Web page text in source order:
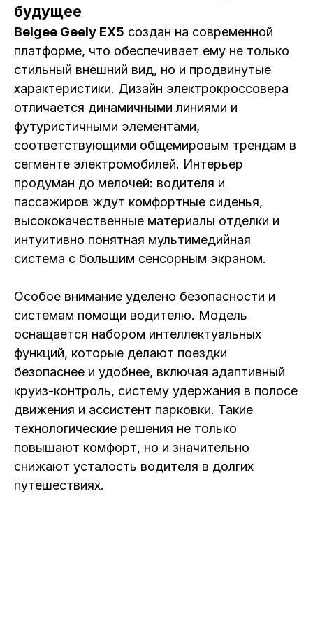
будущее
Belgee Geely EX5 создан на современной
платформе, что обеспечивает ему не только
стильный внешний вид, но и продвинутые
характеристики. Дизайн электрокроссовера
отличается динамичными линиями и
футуристичными элементами,
соответствующими общемировым трендам в
сегменте электромобилей. Интерьер
продуман до мелочей: водителя и
пассажиров ждут комфортные сиденья,
высококачественные материалы отделки и
интуитивно понятная мультимедийная
система с большим сенсорным экраном.
Особое внимание уделено безопасности и
системам помощи водителю. Модель
оснащается набором интеллектуальных
функций, которые делают поездки
безопаснее и удобнее, включая адаптивный
круиз-контроль, систему удержания в полосе
движения и ассистент парковки. Такие
технологические решения не только
повышают комфорт, но и значительно
снижают усталость водителя в долгих
путешествиях.